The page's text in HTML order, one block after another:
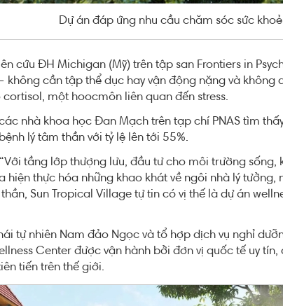
Dự án đáp ứng nhu cầu chăm sóc sức khoẻ
cứu ĐH Michigan (Mỹ) trên tập san Frontiers in
không cần tập thể dục hay vận động nặng và không
một hoocmôn liên quan đến stress.
nhà khoa học Đan Mạch trên tạp chí PNAS tìm
lý tâm thần với tỷ lệ lên tới 55%.
tầng lớp thượng lưu, đầu tư cho môi trường
hiện thực hóa những khao khát về ngôi nhà lý
Sun Tropical Village tự tin có vị thế là dự án
tự nhiên Nam đảo Ngọc và tổ hợp dịch vụ nghỉ
Center được vận hành bởi đơn vị quốc tế uy
tiến trên thế giới.